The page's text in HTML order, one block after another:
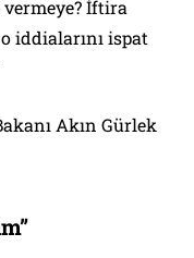
İftira
iddialarını ispat
Akın Gürlek